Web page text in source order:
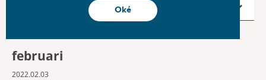
Oké
februari
2022.02.03